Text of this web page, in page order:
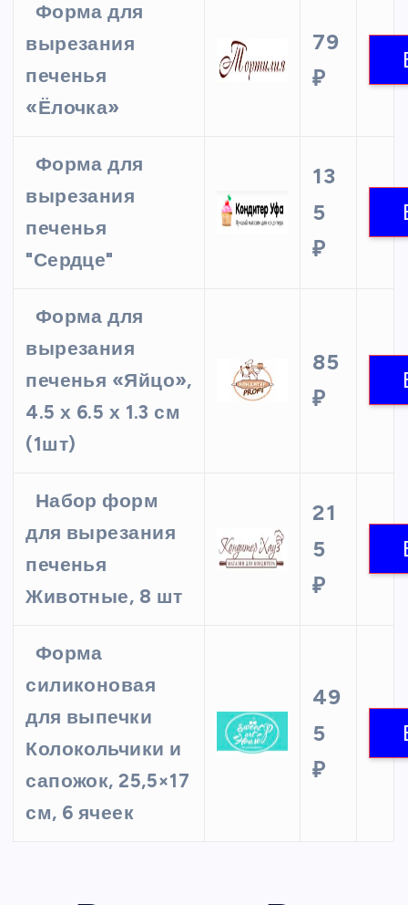
Форма для
вырезания
печенья
«Ёлочка»
79
₽
Форма для
вырезания
печенья
"Сердце"
13
5
₽
Форма для
вырезания
печенья «Яйцо»,
4.5 х 6.5 х 1.3 см
(1шт)
85
₽
Набор форм
для вырезания
печенья
Животные, 8 шт
21
5
₽
Форма
силиконовая
для выпечки
Колокольчики и
сапожок, 25,5×17
см, 6 ячеек
49
5
₽